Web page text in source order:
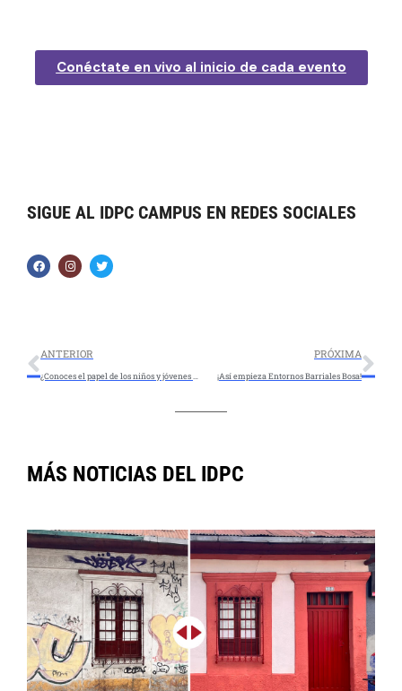
Conéctate en vivo al inicio de cada evento
SIGUE AL IDPC CAMPUS EN REDES SOCIALES
ANTERIOR PRÓXIMA
¡Así empieza Entornos Barriales Bosa!
MÁS NOTICIAS DEL IDPC